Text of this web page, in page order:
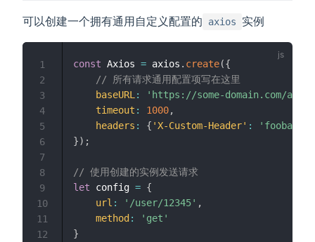
可以创建一个拥有通用自定义配置的 axios 实例
const Axios = axios . create({
// 所有请求通用配置项写在这里
baseURL :
'https://some-domain.com/api/'
timeout : 1000,
headers : { 'X-Custom-Header' : 'foobar'
}) ;
// 使用创建的实例发送请求
let config = {
url : '/user/12345' ,
method :
'get'
}
1
2
3
4
5
6
7
8
9
10
11
12